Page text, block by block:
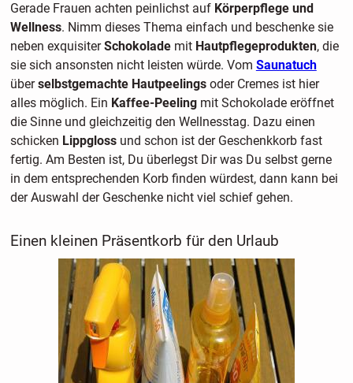
Gerade Frauen achten peinlichst auf Körperpflege und
Wellness. Nimm dieses Thema einfach und beschenke sie
neben exquisiterSchokolade mit Hautpflegeprodukten, die
sie sich ansonsten nicht leisten würde. Vom Saunatuch
überselbstgemachte Hautpeelingsoder Cremes ist hier
alles möglich. Ein Kaffee-Peelingmit Schokolade eröffnet
die Sinne und gleichzeitig den Wellnesstag. Dazu einen
schicken Lippgloss und schon ist der Geschenkkorb fast
fertig. Am Besten ist, Du überlegst Dir was Du selbst gerne
in dem entsprechenden Korb finden würdest, dann kann bei
der Auswahl der Geschenke nicht viel schief gehen.
Einen kleinen Präsentkorb für den Urlaub